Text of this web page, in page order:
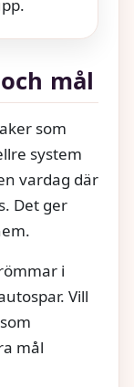
mål
som
system
vardag där
Det ger
i
Vill
mål